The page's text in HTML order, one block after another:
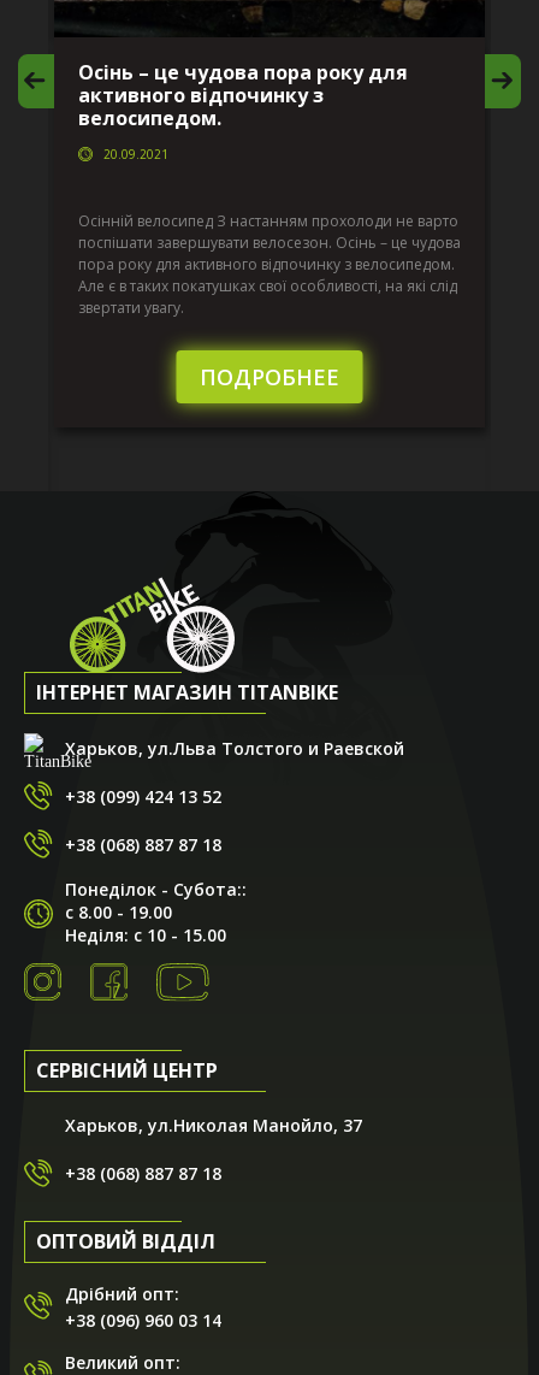
Осінь – це чудова пора року для
активного відпочинку з
велосипедом.
20.09.2021
Осінній велосипед З настанням прохолоди не варто
поспішати завершувати велосезон. Осінь – це чудова
пора року для активного відпочинку з велосипедом.
Але є в таких покатушках свої особливості, на які слід
звертати увагу.
ПОДРОБНЕЕ
ІНТЕРНЕТ МАГАЗИН TITANBIKE
Харьков, ул.Льва Толстого и Раевской
+38 (099) 424 13 52
+38 (068) 887 87 18
Понеділок - Субота::
с 8.00 - 19.00
Неділя: с 10 - 15.00
СЕРВІСНИЙ ЦЕНТР
Харьков, ул.Николая Манойло, 37
+38 (068) 887 87 18
ОПТОВИЙ ВІДДІЛ
Дрібний опт:
+38 (096) 960 03 14
Великий опт: